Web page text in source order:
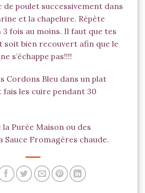
de poulet successivement dans
et la chapelure. Répète
fois au moins. Il faut que tes
soit bien recouvert afin que le
s’échappe pas!!!!
Cordons Bleu dans un plat
les cuire pendant 30
la Purée Maison ou des
Sauce Fromagères chaude.